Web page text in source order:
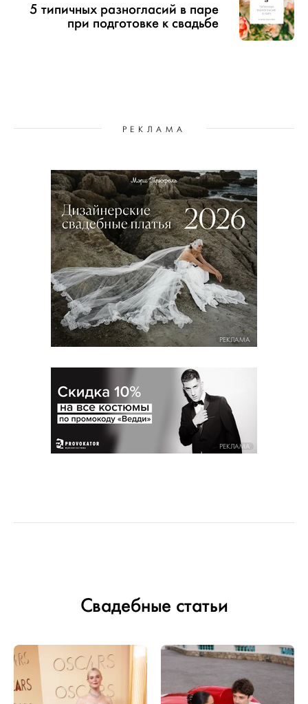
5 типичных разногласий в паре
при подготовке к свадьбе
РЕКЛАМА
РЕКЛАМА
РЕКЛАМА
Свадебные статьи